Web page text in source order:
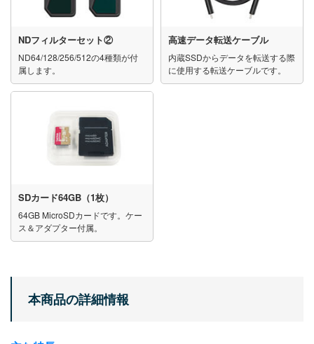
NDフィルターセット②
ND64/128/256/512の4種類が付
属します。
高速データ転送ケーブル
内蔵SSDからデータを転送する際
に使用する転送ケーブルです。
SDカード64GB（1枚）
64GB MicroSDカードです。ケー
ス＆アダプター付属。
本商品の詳細情報